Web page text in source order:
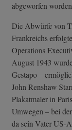
abgeworfen
Die Abwürfe von
Frankreichs
Operations
August 1943
Gestapo –
John Renshaw
Plakatmaler in
Umwegen – bei
da sein Vater US-